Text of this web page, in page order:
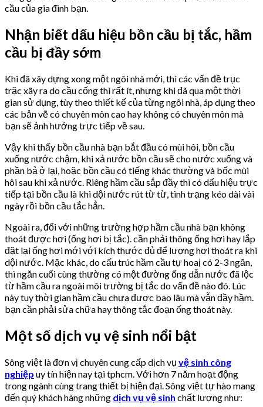
cầu của gia đình bạn.
Nhận biết dấu hiệu bồn cầu bị tắc, hầm
cầu bị đầy sớm
Khi đã xây dựng xong một ngôi nhà mới, thì các vấn đề trục
trặc xãy ra do cầu cống thì rất ít, nhưng khi đã qua một thời
gian sử dụng, tùy theo thiết kế của từng ngôi nhà, áp dụng theo
các bản vẽ có chuyên môn cao hay không có chuyên môn mà
bạn sẽ ảnh hưởng trực tiếp về sau.
Vậy khi thấy bồn cầu nhà bạn bắt đầu có mùi hôi, bồn cầu
xuống nước chậm, khi xả nước bồn cầu sẽ cho nước xuống và
phần bả ở lại, hoặc bồn cầu có tiếng khác thường và bốc mùi
hôi sau khi xả nước. Riêng hầm cầu sắp đầy thì có dấu hiệu trực
tiếp tại bồn cầu là khi dội nước rút từ từ, tình trạng kéo dài vài
ngày rồi bồn cầu tắc hẳn.
Ngoài ra, đối với những trường hợp hầm cầu nhà bạn không
thoát được hơi (ống hơi bị tắc). cần phải thông ống hơi hay lắp
đặt lại ống hơi mới với kích thước đủ để lượng hơi thoát ra khi
dội nước. Mặc khác, do cấu trúc hầm cầu tự hoaị có 2-3 ngăn,
thì ngăn cuối cùng thường có một đường ống dẫn nước đã lộc
từ hầm cầu ra ngoài môi trường bị tắc do vấn đề nào đó. Lúc
này tuy thời gian hầm cầu chưa được bao lâu mà vẫn đầy hầm.
bạn cần phải sửa chữa hay thông tắc đoạn ống thoát này.
Một số dịch vụ vệ sinh nổi bật
Sông việt là đơn vị chuyên cung cấp dịch vụ vệ sinh công
nghiệp uy tín hiện nay tại tphcm. Với hơn 7 năm hoạt động
trong ngành cùng trang thiết bị hiện đại. Sông việt tự hào mang
đến quý khách hàng những dịch vụ vệ sinh chất lượng như: